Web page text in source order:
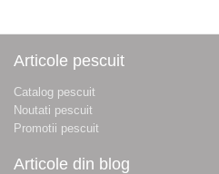
Articole pescuit
Catalog pescuit
Noutati pescuit
Promotii pescuit
Articole din blog